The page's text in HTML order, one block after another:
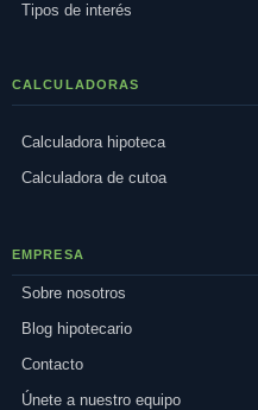
Tipos de interés
CALCULADORAS
Calculadora hipoteca
Calculadora de cutoa
EMPRESA
Sobre nosotros
Blog hipotecario
Contacto
Únete a nuestro equipo